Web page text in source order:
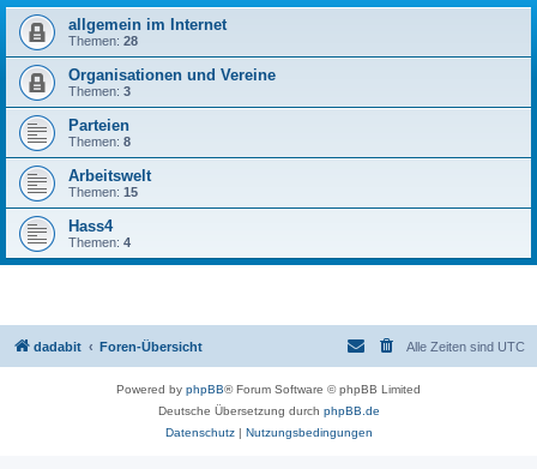
allgemein im Internet
Themen: 28
Organisationen und Vereine
Themen: 3
Parteien
Themen: 8
Arbeitswelt
Themen: 15
Hass4
Themen: 4
dadabit Foren-Übersicht Alle Zeiten sind UTC
Powered by phpBB® Forum Software © phpBB Limited
Deutsche Übersetzung durch phpBB.de
Datenschutz| Nutzungsbedingungen